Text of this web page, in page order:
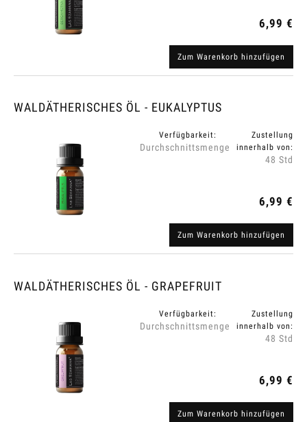
6,99 €
Zum Warenkorb hinzufügen
WALDÄTHERISCHES ÖL - EUKALYPTUS
Verfügbarkeit:
Durchschnittsmenge
Zustellung
innerhalb von:
48 Std
6,99 €
Zum Warenkorb hinzufügen
WALDÄTHERISCHES ÖL - GRAPEFRUIT
Verfügbarkeit:
Durchschnittsmenge
Zustellung
innerhalb von:
48 Std
6,99 €
Zum Warenkorb hinzufügen